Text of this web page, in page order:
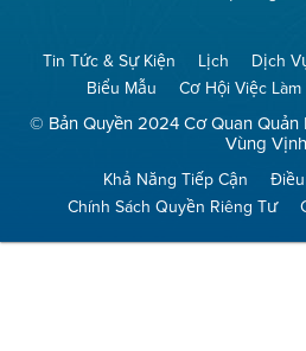
Tin Tức & Sự Kiện Lịch Dịch
Biểu Mẫu
Cơ Hội Việc Làm
© Bản Quyền 2024 Cơ Quan
Vùng Vịnh
Khả Năng Tiếp Cận
Chính Sách Quyền Riêng Tư